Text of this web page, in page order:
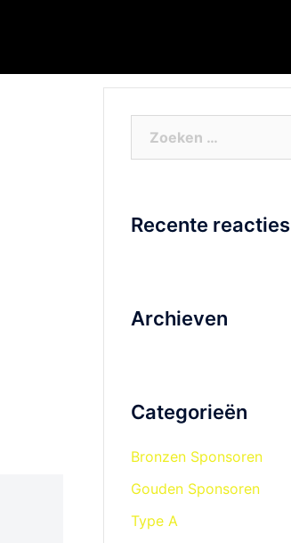
Recente reacties
Archieven
Categorieën
Bronzen Sponsoren
Gouden Sponsoren
Type A